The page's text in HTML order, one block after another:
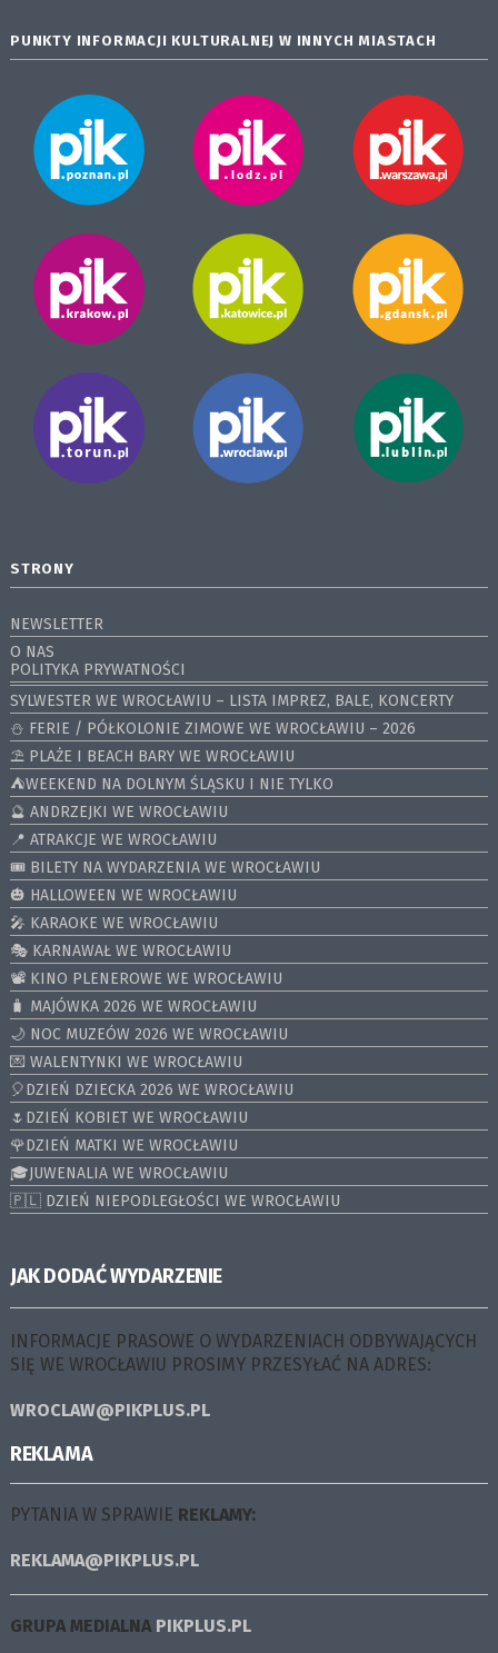
PUNKTY INFORMACJI KULTURALNEJ W INNYCH MIASTACH
STRONY
NEWSLETTER
O NAS
POLITYKA PRYWATNOŚCI
SYLWESTER WE WROCŁAWIU – LISTA IMPREZ, BALE, KONCERTY
⛄️ FERIE / PÓŁKOLONIE ZIMOWE WE WROCŁAWIU – 2026
⛱️ PLAŻE I BEACH BARY WE WROCŁAWIU
⛺️WEEKEND NA DOLNYM ŚLĄSKU I NIE TYLKO
🔮 ANDRZEJKI WE WROCŁAWIU
📍 ATRAKCJE WE WROCŁAWIU
🎟️ BILETY NA WYDARZENIA WE WROCŁAWIU
🎃 HALLOWEEN WE WROCŁAWIU
🎤 KARAOKE WE WROCŁAWIU
🎭 KARNAWAŁ WE WROCŁAWIU
📽️ KINO PLENEROWE WE WROCŁAWIU
🧳 MAJÓWKA 2026 WE WROCŁAWIU
🌙 NOC MUZEÓW 2026 WE WROCŁAWIU
💌 WALENTYNKI WE WROCŁAWIU
🎈DZIEŃ DZIECKA 2026 WE WROCŁAWIU
🌷DZIEŃ KOBIET WE WROCŁAWIU
🌹DZIEŃ MATKI WE WROCŁAWIU
🎓JUWENALIA WE WROCŁAWIU
🇵🇱 DZIEŃ NIEPODLEGŁOŚCI WE WROCŁAWIU
JAK DODAĆ WYDARZENIE
INFORMACJE PRASOWE O WYDARZENIACH ODBYWAJĄCYCH
SIĘ WE WROCŁAWIU PROSIMY PRZESYŁAĆ NA ADRES:
WROCLAW@PIKPLUS.PL
REKLAMA
PYTANIA W SPRAWIE REKLAMY:
REKLAMA@PIKPLUS.PL
GRUPA MEDIALNA PIKPLUS.PL